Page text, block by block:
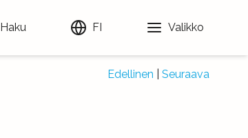
Haku FI Valikko
Edellinen Seuraava